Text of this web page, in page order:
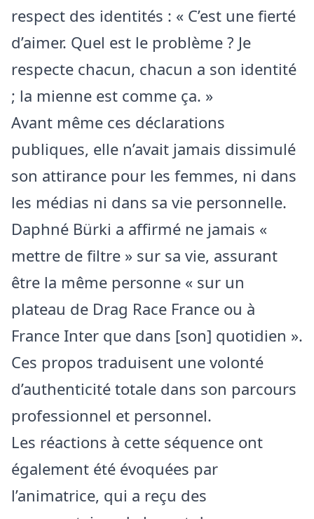
respect des identités : « C’est une fierté
d’aimer. Quel est le problème ? Je
respecte chacun, chacun a son identité
; la mienne est comme ça. »
Avant même ces déclarations
publiques, elle n’avait jamais dissimulé
son attirance pour les femmes, ni dans
les médias ni dans sa vie personnelle.
Daphné Bürki a affirmé ne jamais «
mettre de filtre » sur sa vie, assurant
être la même personne « sur un
plateau de Drag Race France ou à
France Inter que dans [son] quotidien ».
Ces propos traduisent une volonté
d’authenticité totale dans son parcours
professionnel et personnel.
Les réactions à cette séquence ont
également été évoquées par
l’animatrice, qui a reçu des